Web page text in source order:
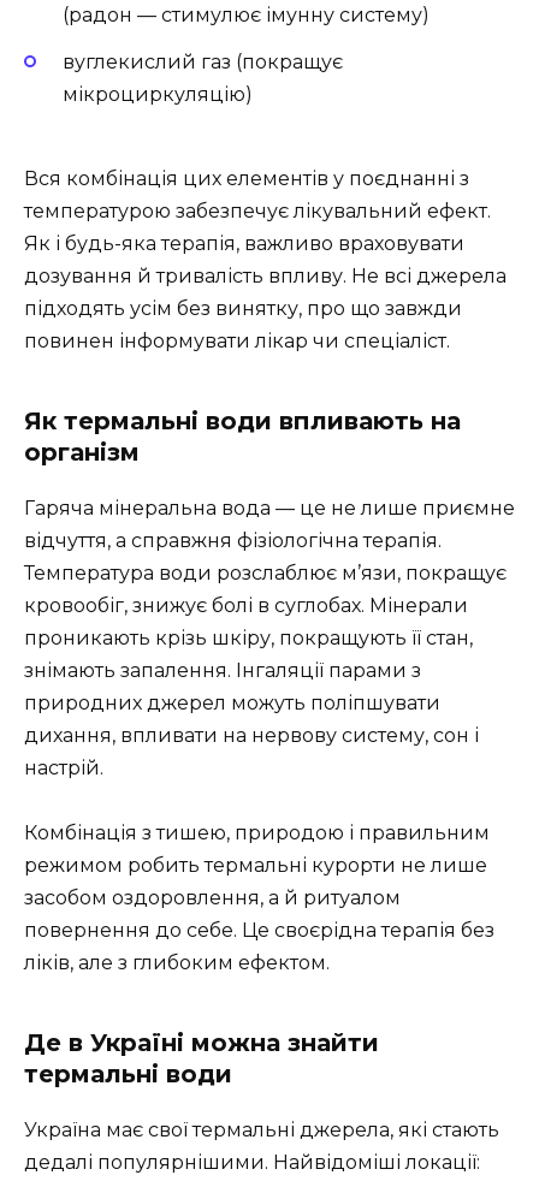
(радон — стимулює імунну систему)
вуглекислий газ (покращує
мікроциркуляцію)
Вся комбінація цих елементів у поєднанні з
температурою забезпечує лікувальний ефект.
Як і будь-яка терапія, важливо враховувати
дозування й тривалість впливу. Не всі джерела
підходять усім без винятку, про що завжди
повинен інформувати лікар чи спеціаліст.
Як термальні води впливають на
організм
Гаряча мінеральна вода — це не лише приємне
відчуття, а справжня фізіологічна терапія.
Температура води розслаблює м’язи, покращує
кровообіг, знижує болі в суглобах. Мінерали
проникають крізь шкіру, покращують її стан,
знімають запалення. Інгаляції парами з
природних джерел можуть поліпшувати
дихання, впливати на нервову систему, сон і
настрій.
Комбінація з тишею, природою і правильним
режимом робить термальні курорти не лише
засобом оздоровлення, а й ритуалом
повернення до себе. Це своєрідна терапія без
ліків, але з глибоким ефектом.
Де в Україні можна знайти
термальні води
Україна має свої термальні джерела, які стають
дедалі популярнішими. Найвідоміші локації: